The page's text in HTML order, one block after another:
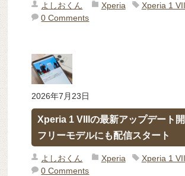
よしおくん Xperia Xperia 1
0 Comments
2026年7月23日
Xperia 1 VIIIの最新アップデート
フリーモデルにも配信スタート
よしおくん Xperia Xperia 1
0 Comments